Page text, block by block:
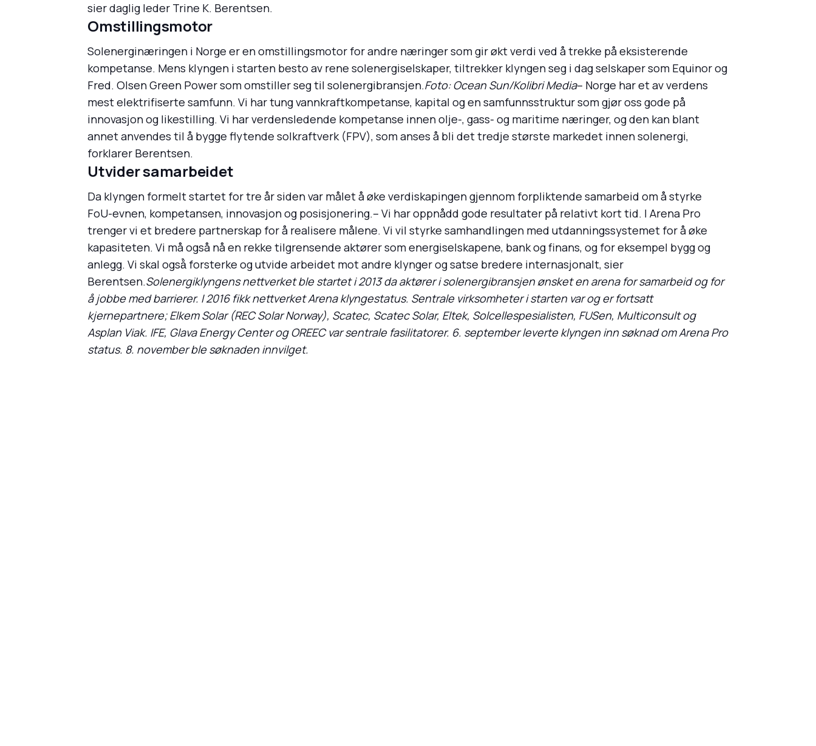
sier daglig leder Trine K. Berentsen.
Omstillingsmotor
Solenerginæringen i Norge er en omstillingsmotor for andre næringer som gir økt verdi ved å trekke på eksisterende
kompetanse. Mens klyngen i starten besto av rene solenergiselskaper, tiltrekker klyngen seg i dag selskaper som Equinor og
Fred. Olsen Green Power som omstiller seg til solenergibransjen.Foto: Ocean Sun/Kolibri Media– Norge har et av verdens
mest elektrifiserte samfunn. Vi har tung vannkraftkompetanse, kapital og en samfunnsstruktur som gjør oss gode på
innovasjon og likestilling. Vi har verdensledende kompetanse innen olje-, gass- og maritime næringer, og den kan blant
annet anvendes til å bygge flytende solkraftverk (FPV), som anses å bli det tredje største markedet innen solenergi,
forklarer Berentsen.
Utvider samarbeidet
Da klyngen formelt startet for tre år siden var målet å øke verdiskapingen gjennom forpliktende samarbeid om å styrke
FoU-evnen, kompetansen, innovasjon og posisjonering.– Vi har oppnådd gode resultater på relativt kort tid. I Arena Pro
trenger vi et bredere partnerskap for å realisere målene. Vi vil styrke samhandlingen med utdanningssystemet for å øke
kapasiteten. Vi må også nå en rekke tilgrensende aktører som energiselskapene, bank og finans, og for eksempel bygg og
anlegg. Vi skal også̊ forsterke og utvide arbeidet mot andre klynger og satse bredere internasjonalt, sier
Berentsen.Solenergiklyngens nettverket ble startet i 2013 da aktører i solenergibransjen ønsket en arena for samarbeid og for
å jobbe med barrierer. I 2016 fikk nettverket Arena klyngestatus. Sentrale virksomheter i starten var og er fortsatt
kjernepartnere; Elkem Solar (REC Solar Norway), Scatec, Scatec Solar, Eltek, Solcellespesialisten, FUSen, Multiconsult og
Asplan Viak. IFE, Glava Energy Center og OREEC var sentrale fasilitatorer. 6. september leverte klyngen inn søknad om Arena Pro
status. 8. november ble søknaden innvilget.